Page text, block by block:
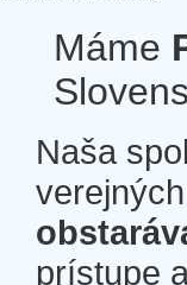
Máme
Naša
prístupe